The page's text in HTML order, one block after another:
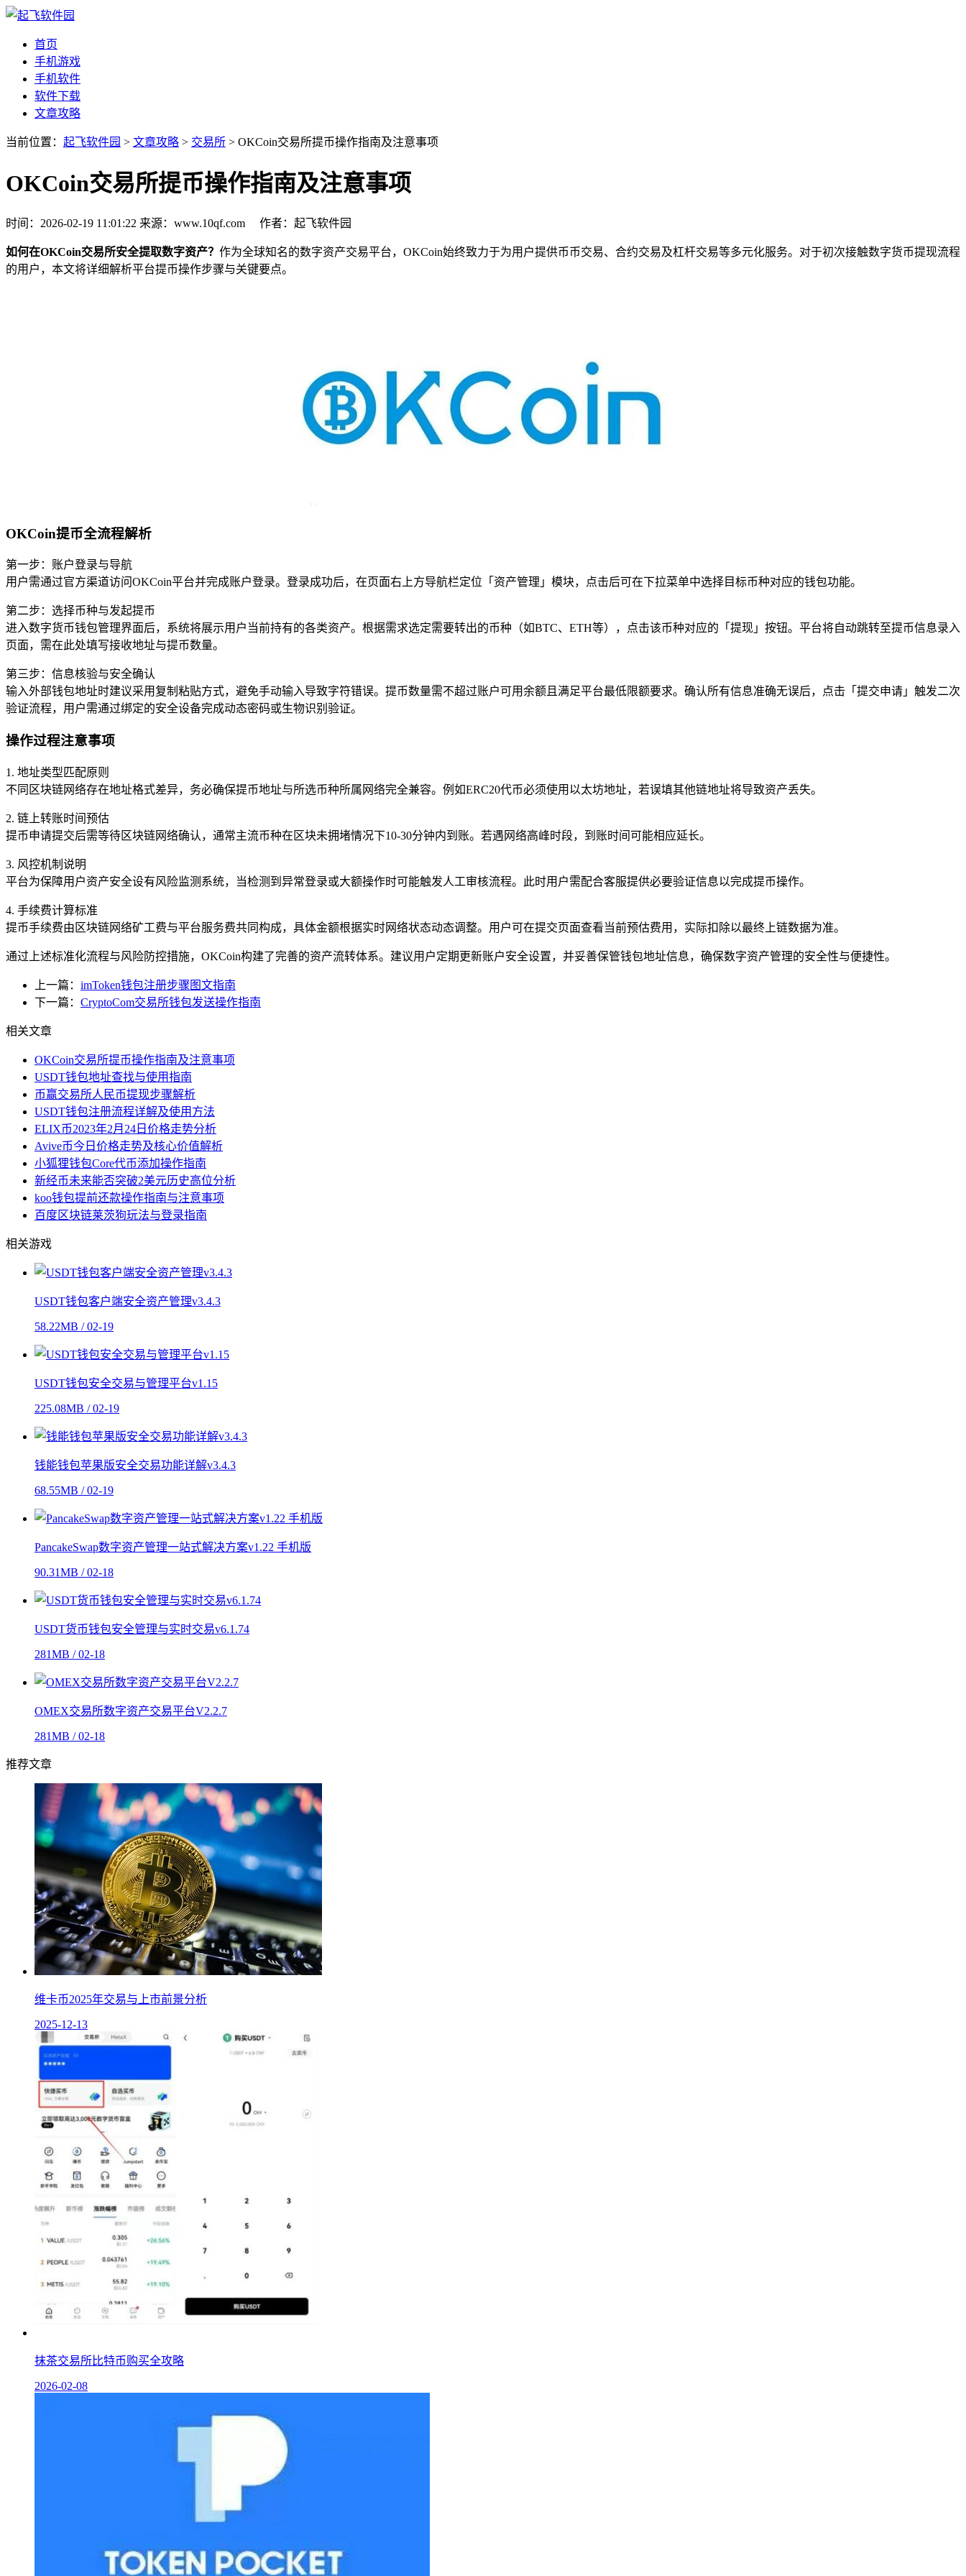
首页
手机游戏
手机软件
软件下载
文章攻略
当前位置： 起飞软件园 > 文章攻略 > 交易所 > OKCoin交易所提币操作指南及注意事项
OKCoin交易所提币操作指南及注意事项
时间：2026-02-19 11:01:22 来源：www.10qf.com 作者：起飞软件园
如何在OKCoin交易所安全提取数字资产？ 作为全球知名的数字资产交易平台，OKCoin始终致力于为用户提供币币交易、合约交易及杠杆交易等多元化服务。对于初次接触数字货币提现流程
的用户，本文将详细解析平台提币操作步骤与关键要点。
OKCoin提币全流程解析
第一步：账户登录与导航
用户需通过官方渠道访问OKCoin平台并完成账户登录。登录成功后，在页面右上方导航栏定位「资产管理」模块，点击后可在下拉菜单中选择目标币种对应的钱包功能。
第二步：选择币种与发起提币
进入数字货币钱包管理界面后，系统将展示用户当前持有的各类资产。根据需求选定需要转出的币种（如BTC、ETH等），点击该币种对应的「提现」按钮。平台将自动跳转至提币信息录入
页面，需在此处填写接收地址与提币数量。
第三步：信息核验与安全确认
输入外部钱包地址时建议采用复制粘贴方式，避免手动输入导致字符错误。提币数量需不超过账户可用余额且满足平台最低限额要求。确认所有信息准确无误后，点击「提交申请」触发二次
验证流程，用户需通过绑定的安全设备完成动态密码或生物识别验证。
操作过程注意事项
1. 地址类型匹配原则
不同区块链网络存在地址格式差异，务必确保提币地址与所选币种所属网络完全兼容。例如ERC20代币必须使用以太坊地址，若误填其他链地址将导致资产丢失。
2. 链上转账时间预估
提币申请提交后需等待区块链网络确认，通常主流币种在区块未拥堵情况下10-30分钟内到账。若遇网络高峰时段，到账时间可能相应延长。
3. 风控机制说明
平台为保障用户资产安全设有风险监测系统，当检测到异常登录或大额操作时可能触发人工审核流程。此时用户需配合客服提供必要验证信息以完成提币操作。
4. 手续费计算标准
提币手续费由区块链网络矿工费与平台服务费共同构成，具体金额根据实时网络状态动态调整。用户可在提交页面查看当前预估费用，实际扣除以最终上链数据为准。
通过上述标准化流程与风险防控措施，OKCoin构建了完善的资产流转体系。建议用户定期更新账户安全设置，并妥善保管钱包地址信息，确保数字资产管理的安全性与便捷性。
上一篇： imToken钱包注册步骤图文指南
下一篇： CryptoCom交易所钱包发送操作指南
相关文章
OKCoin交易所提币操作指南及注意事项
USDT钱包地址查找与使用指南
币赢交易所人民币提现步骤解析
USDT钱包注册流程详解及使用方法
ELIX币2023年2月24日价格走势分析
Avive币今日价格走势及核心价值解析
小狐狸钱包Core代币添加操作指南
新经币未来能否突破2美元历史高位分析
koo钱包提前还款操作指南与注意事项
百度区块链莱茨狗玩法与登录指南
相关游戏
USDT钱包客户端安全资产管理v3.4.3
58.22MB / 02-19
USDT钱包安全交易与管理平台v1.15
225.08MB / 02-19
钱能钱包苹果版安全交易功能详解v3.4.3
68.55MB / 02-19
PancakeSwap数字资产管理一站式解决方案v1.22 手机版
90.31MB / 02-18
USDT货币钱包安全管理与实时交易v6.1.74
281MB / 02-18
OMEX交易所数字资产交易平台V2.2.7
281MB / 02-18
推荐文章
维卡币2025年交易与上市前景分析
2025-12-13
抹茶交易所比特币购买全攻略
2026-02-08